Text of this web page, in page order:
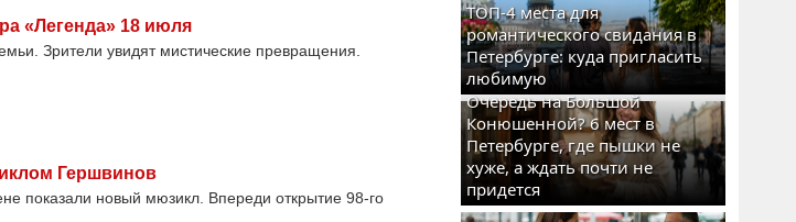
«Легенда» 18 июля
Зрители увидят мистические превращения.
Гершвинов
показали новый мюзикл. Впереди открытие 98-го
ТОП-4 места для
романтического свидания в
Петербурге: куда пригласить
любимую
Очередь на Большой
Конюшенной? 6 мест в
Петербурге, где пышки не
хуже, а ждать почти не
придется